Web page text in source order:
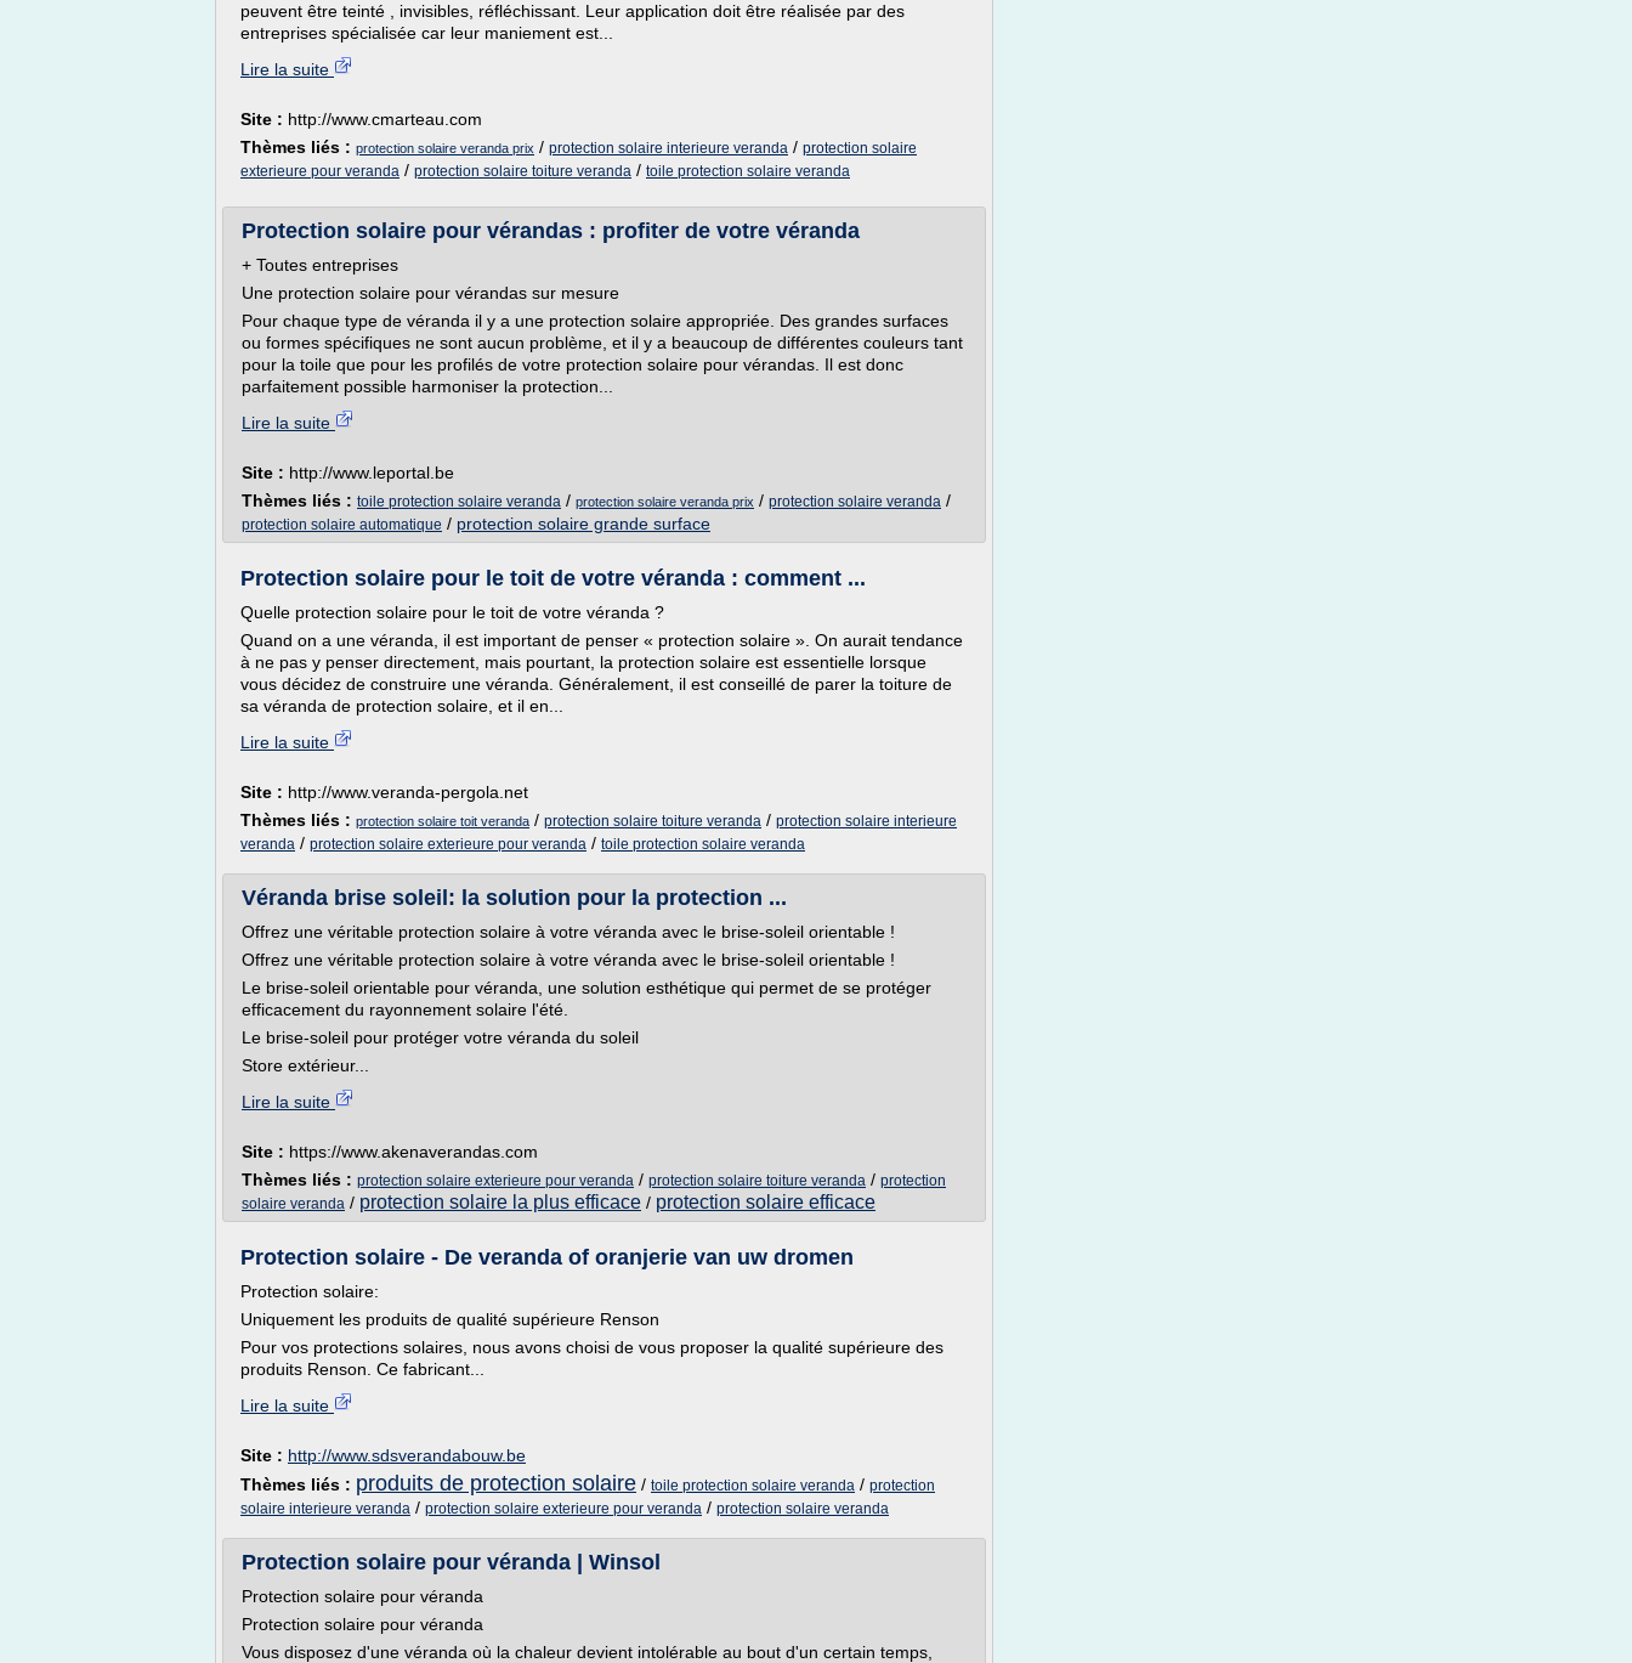
peuvent être teinté , invisibles, réfléchissant. Leur application doit être réalisée par des
entreprises spécialisée car leur maniement est...
Lire la suite
Site : http://www.cmarteau.com
Thèmes liés : protection solaire veranda prix / protection solaire interieure veranda / protection solaire
exterieure pour veranda / protection solaire toiture veranda / toile protection solaire veranda
Protection solaire pour vérandas : profiter de votre véranda
+ Toutes entreprises
Une protection solaire pour vérandas sur mesure
Pour chaque type de véranda il y a une protection solaire appropriée. Des grandes surfaces
ou formes spécifiques ne sont aucun problème, et il y a beaucoup de différentes couleurs tant
pour la toile que pour les profilés de votre protection solaire pour vérandas. Il est donc
parfaitement possible harmoniser la protection...
Lire la suite
Site : http://www.leportal.be
Thèmes liés : toile protection solaire veranda / protection solaire veranda prix / protection solaire veranda /
protection solaire automatique / protection solaire grande surface
Protection solaire pour le toit de votre véranda : comment ...
Quelle protection solaire pour le toit de votre véranda ?
Quand on a une véranda, il est important de penser « protection solaire ». On aurait tendance
à ne pas y penser directement, mais pourtant, la protection solaire est essentielle lorsque
vous décidez de construire une véranda. Généralement, il est conseillé de parer la toiture de
sa véranda de protection solaire, et il en...
Lire la suite
Site : http://www.veranda-pergola.net
Thèmes liés : protection solaire toit veranda / protection solaire toiture veranda / protection solaire interieure
veranda / protection solaire exterieure pour veranda / toile protection solaire veranda
Véranda brise soleil: la solution pour la protection ...
Offrez une véritable protection solaire à votre véranda avec le brise-soleil orientable !
Offrez une véritable protection solaire à votre véranda avec le brise-soleil orientable !
Le brise-soleil orientable pour véranda, une solution esthétique qui permet de se protéger
efficacement du rayonnement solaire l'été.
Le brise-soleil pour protéger votre véranda du soleil
Store extérieur...
Lire la suite
Site : https://www.akenaverandas.com
Thèmes liés : protection solaire exterieure pour veranda / protection solaire toiture veranda / protection
solaire veranda / protection solaire la plus efficace / protection solaire efficace
Protection solaire - De veranda of oranjerie van uw dromen
Protection solaire:
Uniquement les produits de qualité supérieure Renson
Pour vos protections solaires, nous avons choisi de vous proposer la qualité supérieure des
produits Renson. Ce fabricant...
Lire la suite
Site : http://www.sdsverandabouw.be
Thèmes liés : produits de protection solaire / toile protection solaire veranda / protection
solaire interieure veranda / protection solaire exterieure pour veranda / protection solaire veranda
Protection solaire pour véranda | Winsol
Protection solaire pour véranda
Protection solaire pour véranda
Vous disposez d'une véranda où la chaleur devient intolérable au bout d'un certain temps,